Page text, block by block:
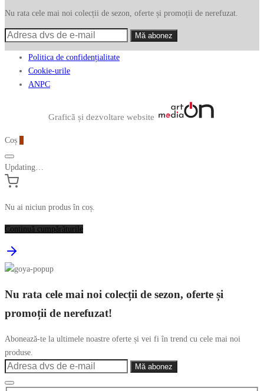
Nu rata cele mai noi colecții de sezon, oferte și promoții de nerefuzat.
Politica de confidențialitate
Cookie-urile
ANPC
Graficã și dezvoltare website
Coș
Updating…
Nu ai niciun produs în coș.
Continuă cumpărăturile
Nu rata cele mai noi colecții de sezon, oferte și
promoții de nerefuzat!
Abonează-te la ultimele noastre oferte și vei fi în trend cu cele mai noi
produse.